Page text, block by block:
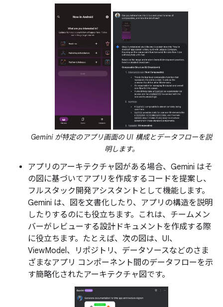
Gemini が特定のアプリ画面の UI 構成とデータフローを説
明します。
アプリのアーキテクチャ図がある場合、Gemini はそ
の図に基づいてアプリを作成するコードを提案し、
フルスタック開発アシスタントとして機能します。
Gemini は、図を文書化したり、アプリの構造を説明
したりするのにも役立ちます。これは、チームメン
バーがレビューする設計ドキュメントを作成する際
に役立ちます。たとえば、次の図は、UI、
ViewModel、リポジトリ、データソースなどのさま
ざまなアプリ コンポーネント間のデータフローを示
す簡略化されたアーキテクチャ図です。